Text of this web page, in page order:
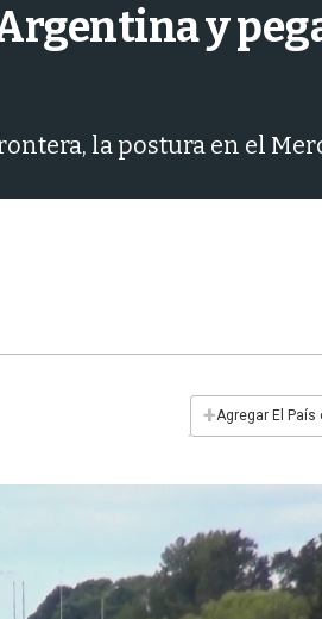
y
la postura en el
+Agregar El País